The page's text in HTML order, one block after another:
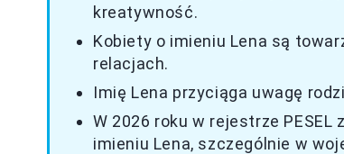
kreatywność.
Kobiety o imieniu Lena są
relacjach.
Imię Lena przyciąga uwagę
W 2026 roku w rejestrze
imieniu Lena, szczególnie w